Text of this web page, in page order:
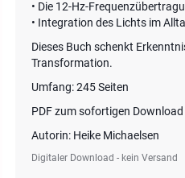
• Die 12-Hz-
• Integration des Lichts im
Dieses Buch schenkt
Transformation.
Umfang: 245 Seiten
PDF zum sofortigen Download
Autorin: Heike Michaelsen
Digitaler Download - kein Versand